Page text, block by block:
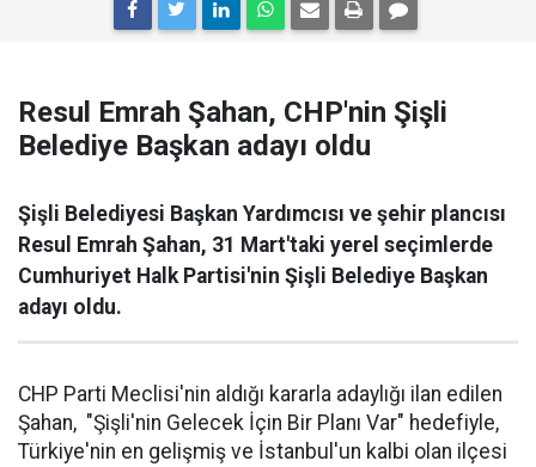
Resul Emrah Şahan, CHP'nin Şişli
Belediye Başkan adayı oldu
Şişli Belediyesi Başkan Yardımcısı ve şehir plancısı
Resul Emrah Şahan, 31 Mart'taki yerel seçimlerde
Cumhuriyet Halk Partisi'nin Şişli Belediye Başkan
adayı oldu.
CHP Parti Meclisi'nin aldığı kararla adaylığı ilan edilen
Şahan, "Şişli'nin Gelecek İçin Bir Planı Var" hedefiyle,
Türkiye'nin en gelişmiş ve İstanbul'un kalbi olan ilçesi